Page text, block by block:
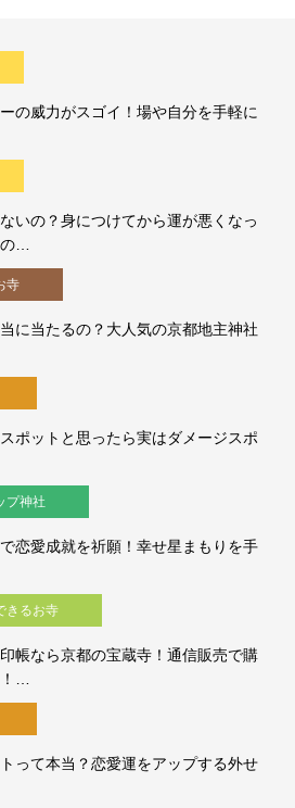
の威力がスゴイ！場や自分を手軽に
いの？身につけてから運が悪くなっ
…
寺
に当たるの？大人気の京都地主神社
ポットと思ったら実はダメージスポ
プ神社
恋愛成就を祈願！幸せ星まもりを手
きるお寺
帳なら京都の宝蔵寺！通信販売で購
…
って本当？恋愛運をアップする外せ